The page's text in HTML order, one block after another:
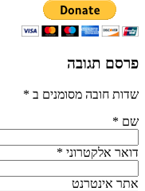
פרסם תגובה
שדות חובה מסומנים ב *
שם *
דואר אלקטרוני *
אתר אינטרנט